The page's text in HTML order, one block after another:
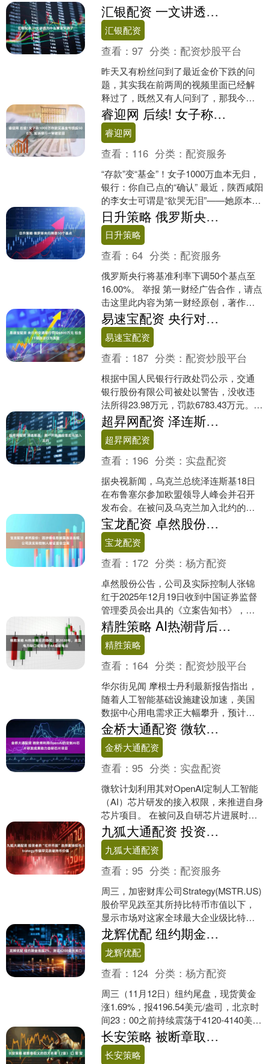
元了！咱来算算，这平均每个月光还利
息就得900亿美元....
汇银配资 一文讲透为什么黄金又跌了
汇银配资
查看：97 分类：配资炒股平台
昨天又有粉丝问到了最近金价下跌的问
题，其实我在前两周的视频里面已经解
释过了，既然又有人问到了，那我今天
就用最简单直白的推理，彻彻底底地把
这个问题讲透。 大家一定....
睿迎网 后续! 女子称1000万存款买基金亏损超500万, 起诉银行一审被驳回
睿迎网
查看： 116 分类：配资服务
“存款”变“基金”！女子1000万血本无归，
银行：你自己点的“确认” 最近，陕西咸阳
的李女士可谓是“欲哭无泪”——她原本想
存1000万到银行，结果这笔钱被“诱导....
日升策略 俄罗斯央行降息50个基点
日升策略
查看：64 分类：配资服务
俄罗斯央行将基准利率下调50个基点至
16.00%。 举报 第一财经广告合作，请点
击这里此内容为第一财经原创，著作权
归第一财经所有。未经第一财经书面授
权，不得以任....
易速宝配资 央行对交通银行罚没6800万元 包含11项违法行为类型
易速宝配资
查看： 187 分类：配资炒股平台
根据中国人民银行行政处罚公示，交通
银行股份有限公司被处以警告，没收违
法所得23.98万元，罚款6783.43万元。违
法行为类型：1.违反账户管理规定；2.违
反清....
超昇网配资 泽连斯基：美一开始就没答应乌加入北约
超昇网配资
查看： 196 分类： 实盘配资
据央视新闻，乌克兰总统泽连斯基18日
在布鲁塞尔参加欧盟领导人峰会并召开
发布会。在被问及乌克兰加入北约的问
题时，泽连斯基称，美国一直没有将乌
克兰纳入北约的打算。乌....
宝龙配资 卓然股份：因涉嫌信息披露违法违规，公司及实际控制人被证监会立案
宝龙配资
查看： 172 分类：杨方配资
卓然股份公告，公司及实际控制人张锦
红于2025年12月19日收到中国证券监督
管理委员会出具的《立案告知书》，因
涉嫌信息披露违法违规等事项，根据
《中华人民共和国证....
精胜策略 AI热潮背后的隐忧：到2028年，美国电力缺口或相当于44座核电站
精胜策略
查看： 164 分类：配资炒股平台
华尔街见闻 摩根士丹利最新报告指出，
随着人工智能基础设施建设加速，美国
数据中心用电需求正大幅攀升，预计到
2028年将出现高达44吉瓦的电力缺口，
相当于44座核电....
金桥大通配资 微软将利用OpenAI的定制AI芯片研发成果助力自研芯片项目
金桥大通配资
查看：95 分类： 实盘配资
微软计划利用其对OpenAI定制人工智能
（AI）芯片研发的接入权限，来推进自身
芯片项目。 在被问及自研芯片进展时，
微软首席执行官Satya Nadella在一档....
九狐大通配资 投资者弃“杠杆币股”选择直接投币 Strategy市值罕见跌破持币价值
九狐大通配资
查看：95 分类：配资服务
周三，加密财库公司Strategy(MSTR.US)
股价罕见跌至其所持比特币市值以下，
显示市场对这家全球最大企业级比特币
持有者的谨慎情绪正在升温。 据市场数
据显....
龙辉优配 纽约期金涨超2%，测试4200美元关口
龙辉优配
查看： 124 分类：杨方配资
周三（11月12日）纽约尾盘，现货黄金
涨1.69%，报4196.54美元/盎司，北京时
间23：00之前持续震荡于4120-4140美元
区间，之后显著走高，02：....
长安策略 被断章取义的四大名著（2首） 囗 雪 莹
长安策略